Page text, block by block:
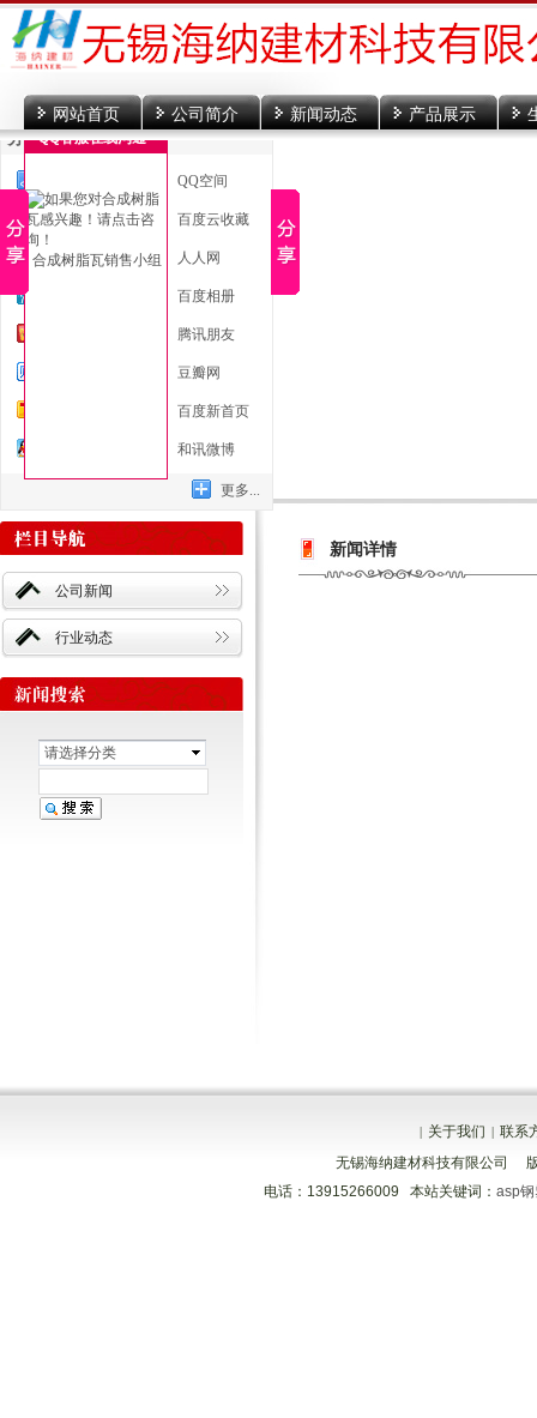
网站首页 公司简介 新闻动态 产品展示
新闻详情
公司新闻
行业动态
请选择分类
| 关于我们 | 联系
无锡海纳建材科技有限公司
电话：13915266009 本站关键词： asp
分享到
QQ空间
新浪微博 百度云收藏
微信 人人网
百度相册
腾讯朋友
豆瓣网
百度新首页
和讯微博
更多...
QQ客服在线沟通
合成树脂瓦销售小组